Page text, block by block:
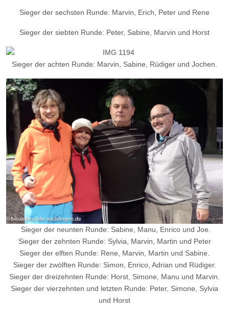
Sieger der sechsten Runde: Marvin, Erich, Peter und Rene
Sieger der siebten Runde: Peter, Sabine, Marvin und Horst
Sieger der achten Runde: Marvin, Sabine, Rüdiger und Jochen.
Sieger der neunten Runde: Sabine, Manu, Enrico und Joe.
Sieger der zehnten Runde: Sylvia, Marvin, Martin und Peter
Sieger der elften Runde: Rene, Marvin, Martin und Sabine.
Sieger der zwölften Runde: Simon, Enrico, Adrian und Rüdiger.
Sieger der dreizehnten Runde: Horst, Simone, Manu und Marvin.
Sieger der vierzehnten und letzten Runde: Peter, Simone, Sylvia
und Horst